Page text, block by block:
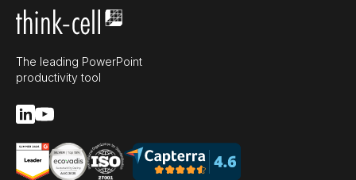
The leading PowerPoint
productivity tool